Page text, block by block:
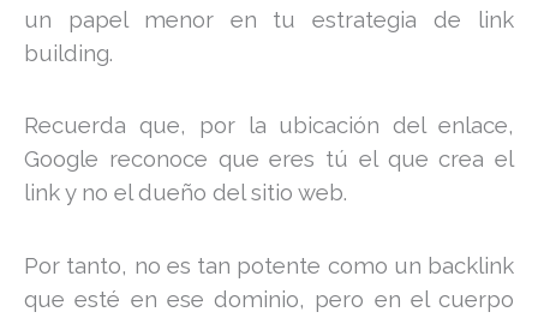
un papel menor en tu estrategia de link
building.
Recuerda que, por la ubicación del enlace,
Google reconoce que eres tú el que crea el
link y no el dueño del sitio web.
Por tanto, no es tan potente como un backlink
que esté en ese dominio, pero en el cuerpo